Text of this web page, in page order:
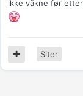
ikke våkne før
Siter